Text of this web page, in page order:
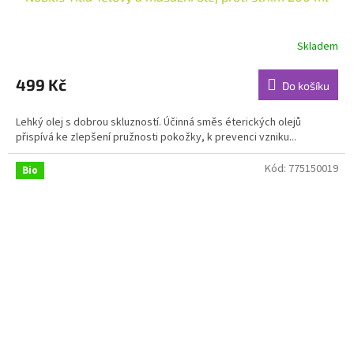
produktu
je
z
5
hvězdiček.
Skladem
499 Kč Do košíku
Lehký olej s dobrou skluzností. Účinná směs éterických olejů
přispívá ke zlepšení pružnosti pokožky, k prevenci vzniku...
Bio Kód: 775150019